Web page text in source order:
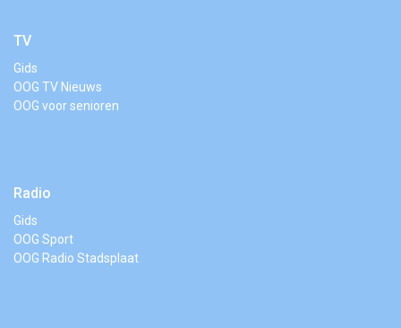
TV
Gids
OOG TV Nieuws
OOG voor senioren
Radio
Gids
OOG Sport
OOG Radio Stadsplaat